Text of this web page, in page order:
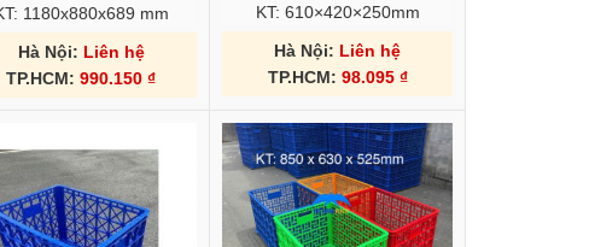
1180x880x689 mm
Hà Nội: Liên hệ
TP.HCM:990.150₫
KT: 610×420×250mm
Hà Nội: Liên hệ
TP.HCM: 98.095 ₫